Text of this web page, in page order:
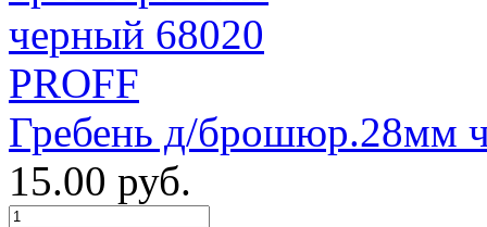
Гребень д/брошюр.28мм
15.00 руб.